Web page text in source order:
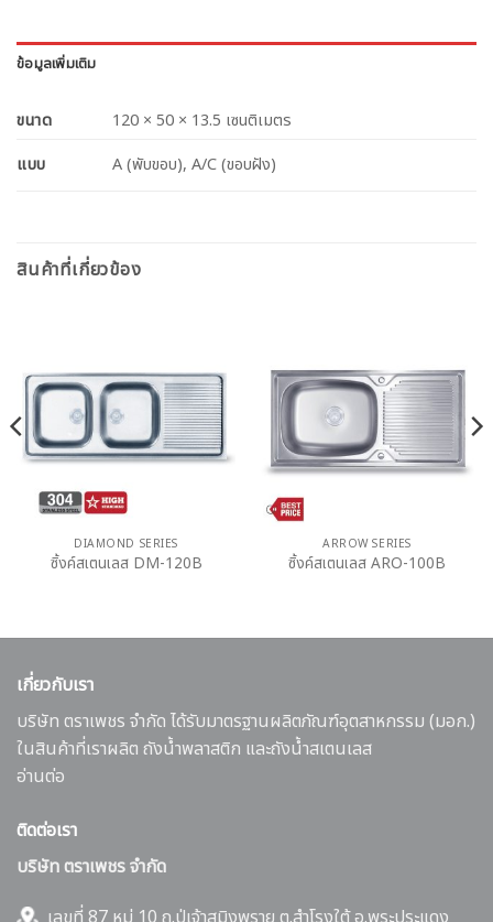
ข้อมูลเพิ่มเติม
ขนาด
120 × 50 × 13.5 เซนติเมตร
แบบ
A (พับขอบ), A/C (ขอบฝัง)
สินค้าที่เกี่ยวข้อง
DIAMOND SERIES
ซิ้งค์สเตนเลส DM-120B
ARROW SERIES
ซิ้งค์สเตนเลส ARO-100B
เกี่ยวกับเรา
บริษัท ตราเพชร จำกัด ได้รับมาตรฐานผลิตภัณฑ์อุตสาหกรรม (มอก.)
ในสินค้าที่เราผลิต ถังน้ำพลาสติก และถังน้ำสเตนเลส
อ่านต่อ
ติดต่อเรา
บริษัท ตราเพชร จำกัด